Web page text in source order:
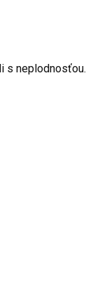
s neplodnosťou.